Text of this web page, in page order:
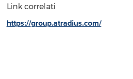
Link correlati
https://group.atradius.com/